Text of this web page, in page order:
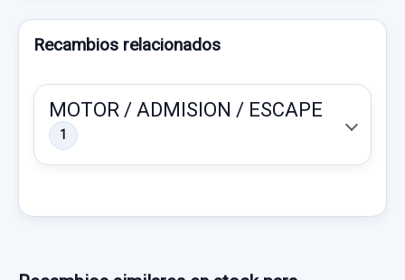
Recambios relacionados
MOTOR / ADMISION / ESCAPE
1